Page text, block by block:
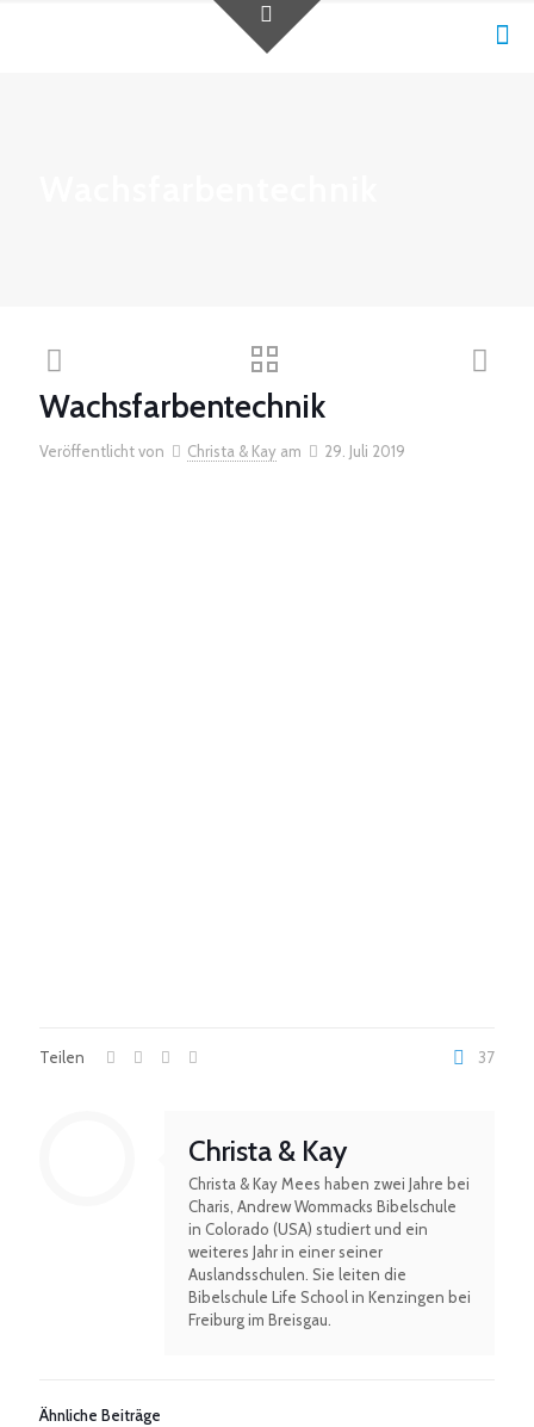
Wachsfarbentechnik
Veröffentlicht von Christa & Kay am 29. Juli 2019
Teilen 37
Christa & Kay
Christa & Kay Mees haben zwei Jahre bei
Charis, Andrew Wommacks Bibelschule
in Colorado (USA) studiert und ein
weiteres Jahr in einer seiner
Auslandsschulen. Sie leiten die
Bibelschule Life School in Kenzingen bei
Freiburg im Breisgau.
Ähnliche Beiträge